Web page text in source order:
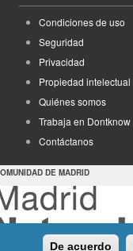
Condiciones de uso
Seguridad
Privacidad
Propiedad intelectual
Quiénes somos
Trabaja en Dontknow
Contáctanos
DE MADRID
De acuerdo